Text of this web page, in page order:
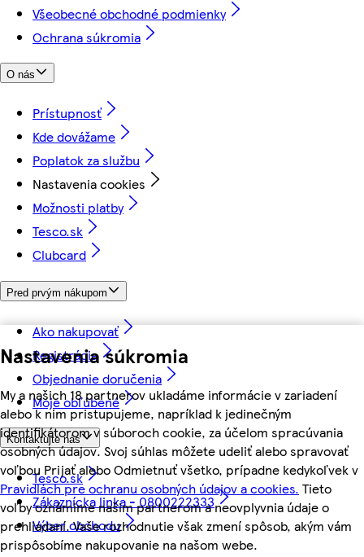
Nastavenia súkromia
My a našich 18 partnerov ukladáme informácie v zariadení
alebo k nim pristupujeme, napríklad k jedinečným
identifikátorom v súboroch cookie, za účelom spracúvania
osobných údajov. Svoj súhlas môžete udeliť alebo spravovať
voľbou Prijať alebo Odmietnuť všetko, prípadne kedykoľvek v
Pravidlách pre ochranu osobných údajov a cookies. Tieto
voľby oznámime našim partnerom a neovplyvnia údaje o
prehliadaní. Vaše rozhodnutie však zmení spôsob, akým vám
prispôsobíme nakupovanie na našom webe.
Všeobecné obchodné podmienky
Ochrana súkromia
O nás
Prístupnosť
Kde dovážame
Poplatok za službu
Nastavenia cookies
Možnosti platby
Tesco.sk
Clubcard
Pred prvým nákupom
Ako nakupovať
Registrácia
Objednanie doručenia
Moje obľúbené
Kontaktujte nás
Tesco.sk
Zákaznícka linka - 0800222333
Výber obchodu